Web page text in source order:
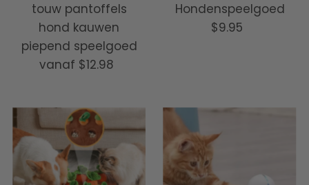
touw pantoffels
hond kauwen
piepend speelgoed
Normale
vanaf $12.98
Hondenspeelgoed
Normale
$9.95